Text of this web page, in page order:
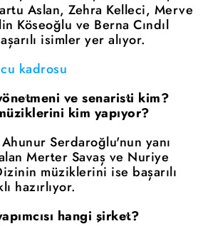
Aslan, Zehra Kelleci, Merve
Köseoğlu ve Berna Cındıl
isimler yer alıyor.
kadrosu
ve senaristi kim?
kim yapıyor?
Serdaroğlu'nun yanı
Merter Savaş ve Nuriye
müziklerini ise başarılı
hazırlıyor.
hangi şirket?